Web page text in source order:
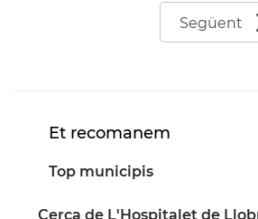
Següent
Et recomanem
Top municipis
Cerca de L'Hospitalet de